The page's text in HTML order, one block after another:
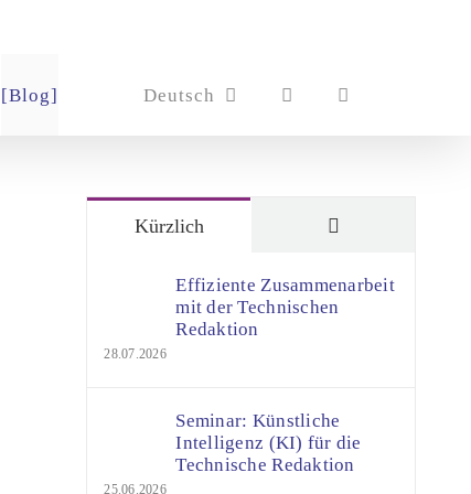
[Blog] Deutsch
Kürzlich
Effiziente Zusammenarbeit
mit der Technischen
Redaktion
28.07.2026
Seminar: Künstliche
Intelligenz (KI) für die
Technische Redaktion
25.06.2026